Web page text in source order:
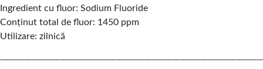
Ingredient cu fluor: Sodium Fluoride
Conținut total de fluor: 1450 ppm
Utilizare: zilnică